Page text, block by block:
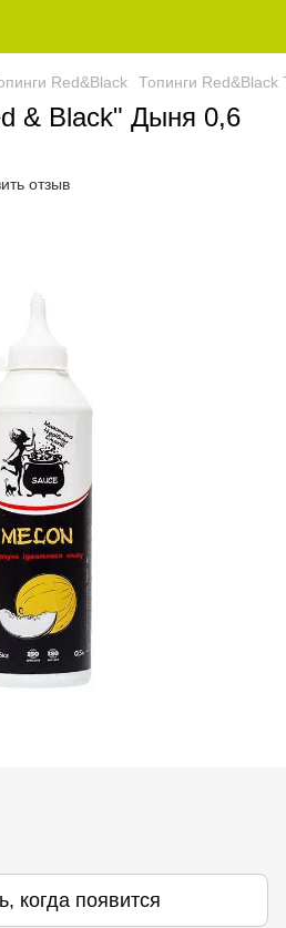
Red&Black Топинги
& Black" Дыня 0,6
отзыв
когда появится